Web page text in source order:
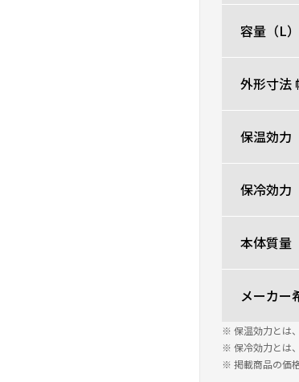
容量（L）
外形寸法
保温効力
保冷効力
本体質量
メーカー
※ 保温効力とは
※ 保冷効力とは
※ 掲載商品の価